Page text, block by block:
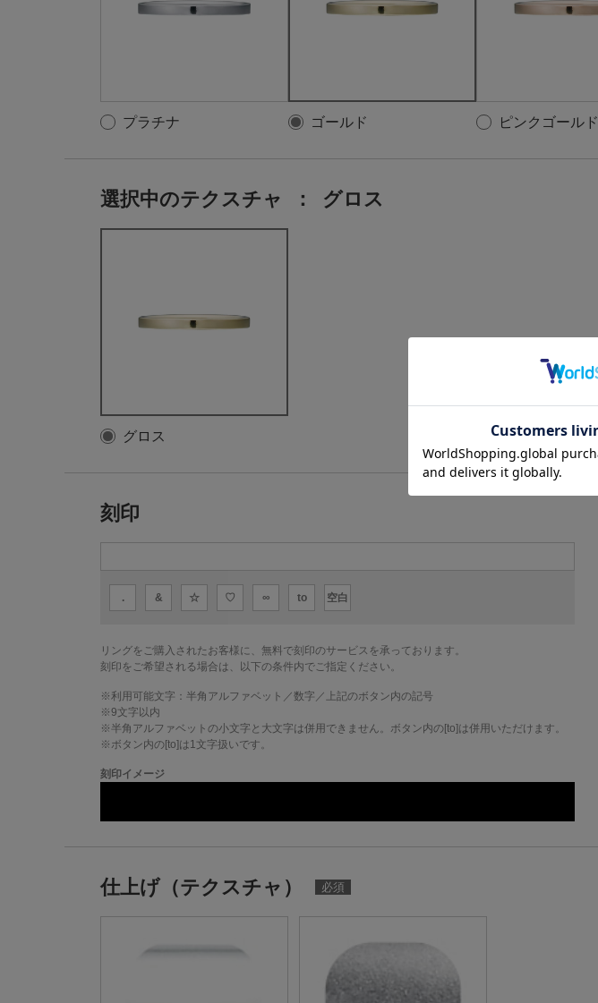
プラチナ ゴールド ピンクゴールド
選択中のテクスチャ ： グロス
グロス
刻印
. & ☆ ♡ ∞ to 空白
リングをご購入されたお客様に、無料で刻印のサービスを承っております。
刻印をご希望される場合は、以下の条件内でご指定ください。
※利用可能文字： 半角アルファベット／数字／上記のボタン内の記号
※9文字以内
※半角アルファベットの小文字と大文字は併用できません。ボタン内の[to]は併用いただけます。
※ボタン内の[to]は1文字扱いです。
刻印イメージ
仕上げ（テクスチャ）